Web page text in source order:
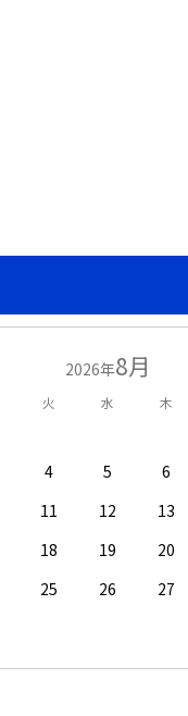
2026年8月
火 水 木
4 5 6
11 12 13
18 19 20
25 26 27